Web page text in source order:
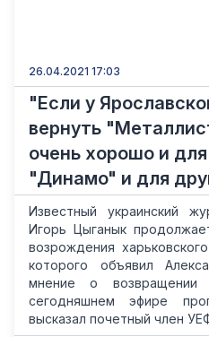
26.04.2021 17:03
"Если у
вернуть
очень хорошо и
"Динамо" и для
Известный украинский
Игорь Цыганык
возрождения
которого объявил
мнение о возвращении
сегодняшнем эфире
высказал почетный член